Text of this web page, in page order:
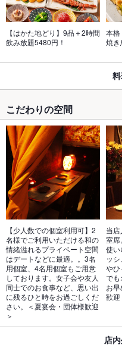
【はかた地どり】9品＋2時間
飲み放題5480円！
本格
焼き
こだわりの空間
【少人数での個室利用可】2
名様でご利用いただける和の
情緒溢れるプライベート空間
はデートなどに最適。。3名
用個室、4名用個室もご用意
しております。女子会や友人
同士でのお食事など、思い出
に残るひと時をお過ごしくだ
さい。＜夏宴会・団体様歓迎
＞
当
室席
使い
ッ
や
で
お
歓迎
店